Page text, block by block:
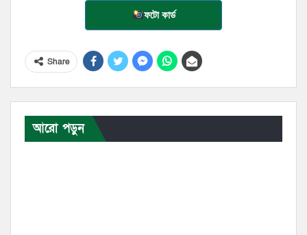
ফটো কার্ড
Share
আরো পড়ুন